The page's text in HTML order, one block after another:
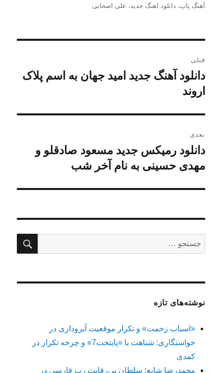
شده
آهنگ پاپ، دانلود اهنگ جدید، علی اصحابی
نوشته
قبلی
نوشته
قبلی:
دانلود آهنگ جدید امید جهان به اسم پلاک
اروند
بعدی
نوشته
بعدی:
دانلود رمیکس جدید مسعود صادقلو و
مهدی حسینی به نام آخر شب
برای:
نوشته‌های تازه
«اسباب زحمت» و تکرار موقعیت آبروداری در
خواستگاری: شباهت با «پایتخت7» و چرخه تکرار در
کمدی
محمدرضا شایع؛ سلطان بی‌رقابت رپ فارسی در